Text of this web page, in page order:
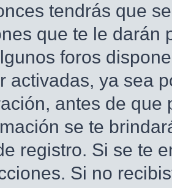
tendrás que
que te le darán
foros
activadas, ya sea
antes de que
se te
registro. Si se te
Si no